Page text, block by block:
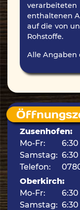
enthaltenen
auf die von
Rohstoffe.
Alle Angaben
Zusenhofen:
Mo-Fr:
Samstag:
Telefon:
Oberkirch:
Mo-Fr:
Samstag: